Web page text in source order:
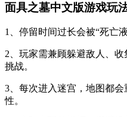
面具之墓中文版游戏玩
1、停留时间过长会被“死亡
2、玩家需兼顾躲避敌人、
挑战。
3、每次进入迷宫，地图都
性。